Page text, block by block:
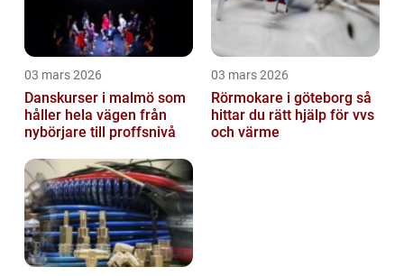
03 mars 2026
Danskurser i malmö som
håller hela vägen från
nybörjare till proffsnivå
03 mars 2026
Rörmokare i göteborg så
hittar du rätt hjälp för vvs
och värme